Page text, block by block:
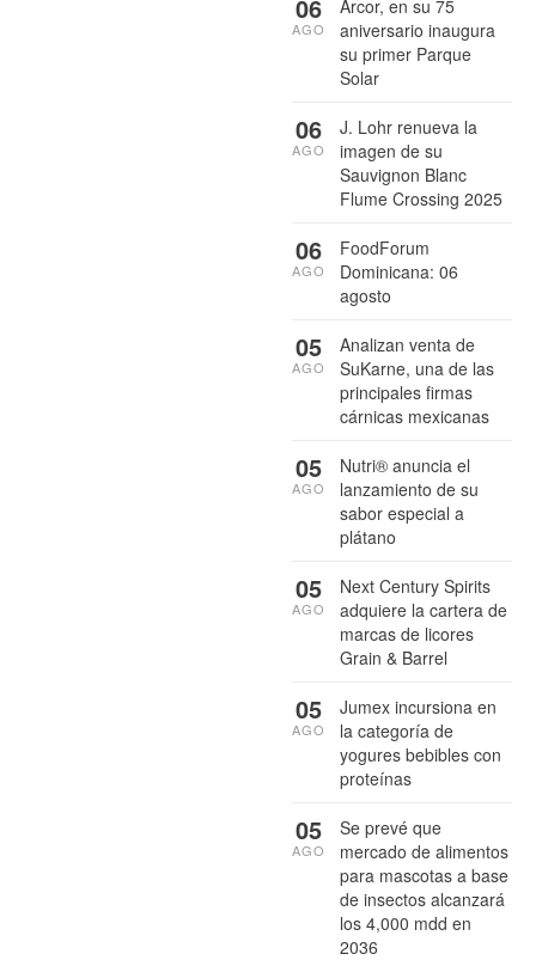
Arcor, en su 75
aniversario inaugura
su primer Parque
Solar
06
AGO
J. Lohr renueva la
imagen de su
Sauvignon Blanc
Flume Crossing 2025
06
AGO
FoodForum
Dominicana: 06
agosto
06
AGO
Analizan venta de
SuKarne, una de las
principales firmas
cárnicas mexicanas
05
AGO
Nutri® anuncia el
lanzamiento de su
sabor especial a
plátano
05
AGO
Next Century Spirits
adquiere la cartera de
marcas de licores
Grain & Barrel
05
AGO
Jumex incursiona en
la categoría de
yogures bebibles con
proteínas
05
AGO
Se prevé que
mercado de alimentos
para mascotas a base
de insectos alcanzará
los 4,000 mdd en
2036
05
AGO